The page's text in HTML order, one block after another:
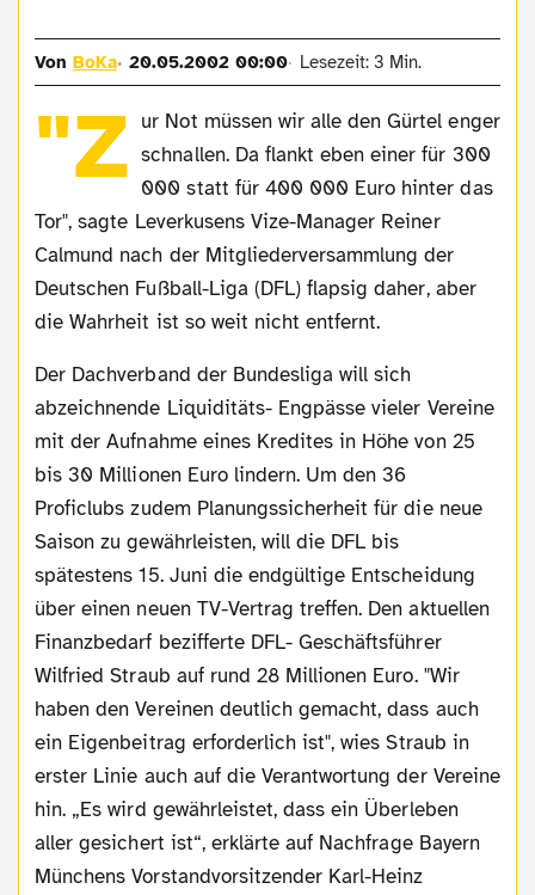
VonBoKa 20.05.2002 00:00 Lesezeit: 3 Min.
"Z ur Not müssen wir alle den Gürtel enger
schnallen. Da flankt eben einer für 300
000 statt für 400 000 Euro hinter das
Tor", sagte Leverkusens Vize-Manager Reiner
Calmund nach der Mitgliederversammlung der
Deutschen Fußball-Liga (DFL) flapsig daher, aber
die Wahrheit ist so weit nicht entfernt.
Der Dachverband der Bundesliga will sich
abzeichnende Liquiditäts- Engpässe vieler Vereine
mit der Aufnahme eines Kredites in Höhe von 25
bis 30 Millionen Euro lindern. Um den 36
Proficlubs zudem Planungssicherheit für die neue
Saison zu gewährleisten, will die DFL bis
spätestens 15. Juni die endgültige Entscheidung
über einen neuen TV-Vertrag treffen. Den aktuellen
Finanzbedarf bezifferte DFL- Geschäftsführer
Wilfried Straub auf rund 28 Millionen Euro. "Wir
haben den Vereinen deutlich gemacht, dass auch
ein Eigenbeitrag erforderlich ist", wies Straub in
erster Linie auch auf die Verantwortung der Vereine
hin. „Es wird gewährleistet, dass ein Überleben
aller gesichert ist“, erklärte auf Nachfrage Bayern
Münchens Vorstandvorsitzender Karl-Heinz